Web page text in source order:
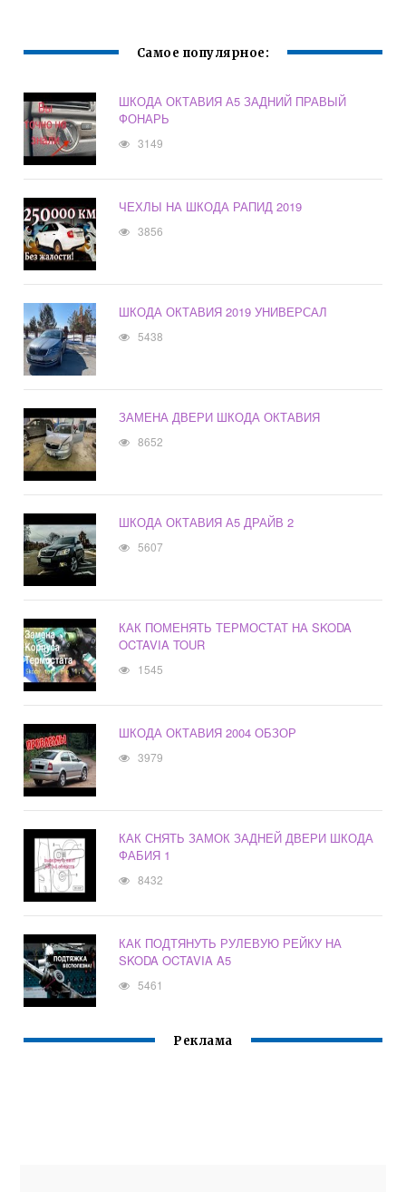
Самое популярное:
ШКОДА ОКТАВИЯ А5 ЗАДНИЙ ПРАВЫЙ
ФОНАРЬ
3149
ЧЕХЛЫ НА ШКОДА РАПИД 2019
3856
ШКОДА ОКТАВИЯ 2019 УНИВЕРСАЛ
5438
ЗАМЕНА ДВЕРИ ШКОДА ОКТАВИЯ
8652
ШКОДА ОКТАВИЯ А5 ДРАЙВ 2
5607
КАК ПОМЕНЯТЬ ТЕРМОСТАТ НА SKODA
OCTAVIA TOUR
1545
ШКОДА ОКТАВИЯ 2004 ОБЗОР
3979
КАК СНЯТЬ ЗАМОК ЗАДНЕЙ ДВЕРИ ШКОДА
ФАБИЯ 1
8432
КАК ПОДТЯНУТЬ РУЛЕВУЮ РЕЙКУ НА
SKODA OCTAVIA A5
5461
Реклама